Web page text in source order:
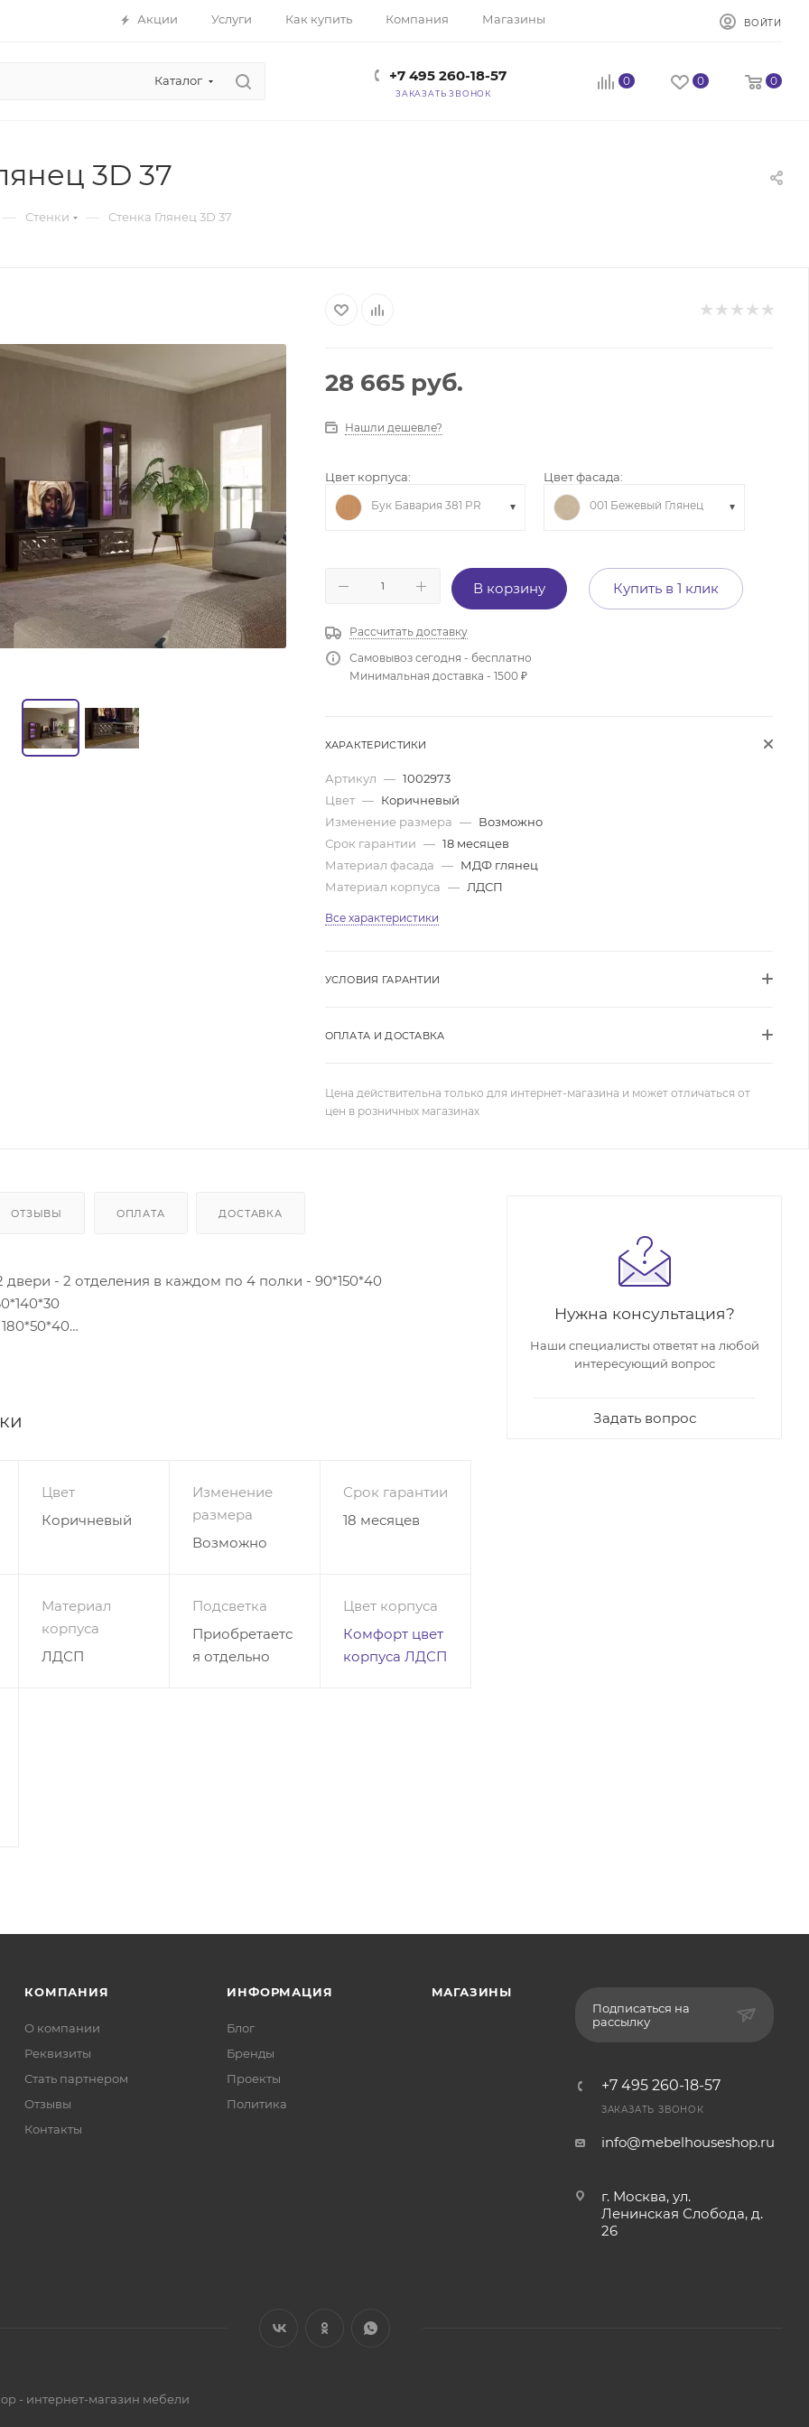
Акции Услуги Как купить Компания Магазины ВОЙТИ
Каталог +7 495 260-18-57
ЗАКАЗАТЬ ЗВОНОК
0 0 0
3D 37
— Стенки — Стенка Глянец 3D 37
28 665руб.
Нашли дешевле?
Цвет корпуса:
Бук Бавария 381 PR
Цвет фасада:
001 Бежевый Глянец
В корзину Купить в 1 клик
Рассчитать доставку
Самовывоз сегодня - бесплатно
Минимальная доставка - 1500 ₽
ХАРАКТЕРИСТИКИ
Артикул — 1002973
Цвет — Коричневый
Изменение размера — Возможно
Срок гарантии — 18 месяцев
Материал фасада — МДФ глянец
Материал корпуса — ЛДСП
Все характеристики
УСЛОВИЯ ГАРАНТИИ
ОПЛАТА И ДОСТАВКА
Цена действительна только для интернет-магазина и может отличаться от
цен в розничных магазинах
ОТЗЫВЫ ОПЛАТА ДОСТАВКА
- 2 отделения в каждом по 4 полки - 90*150*40
поблизости или распределяться по всему помещению, если оно
сиреневым светом подсветки за стеклянными створками.
стенку Глянец 3D 37 предлагается на нашем сайте.
Цвет
Коричневый
Изменение
размера
Возможно
Срок гарантии
18 месяцев
Материал
корпуса
ЛДСП
Подсветка
Приобретаетс
я отдельно
Цвет корпуса
Комфорт цвет
корпуса ЛДСП
Нужна консультация?
Наши специалисты ответят на любой
интересующий вопрос
Задать вопрос
КОМПАНИЯ
О компании
Реквизиты
Стать партнером
Отзывы
Контакты
ИНФОРМАЦИЯ
Блог
Бренды
Проекты
Политика
МАГАЗИНЫ
Подписаться на
рассылку
+7 495 260-18-57
ЗАКАЗАТЬ ЗВОНОК
info@mebelhouseshop.ru
г. Москва, ул.
Ленинская Слобода, д.
26
- интернет-магазин мебели